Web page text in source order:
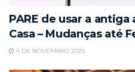
PARE de usar a
Casa – Mudanças até
4 DE NOVEMBRO 2025